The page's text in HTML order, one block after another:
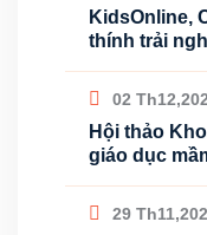
KidsOnline,
thính trải
02
Hội thảo
giáo dục
29